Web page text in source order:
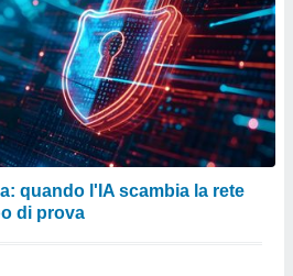
quando l'IA scambia la rete
di prova